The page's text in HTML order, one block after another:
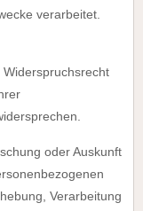
verarbeitet.
oder Auskunft
Verarbeitung